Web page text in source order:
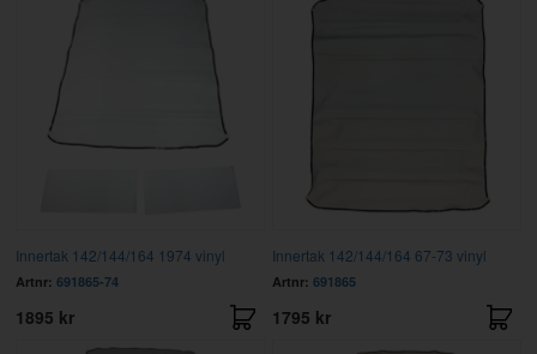
Innertak 142/144/164 1974 vinyl
Artnr: 691865-74
1895 kr
Innertak 142/144/164 67-73 vinyl
Artnr: 691865
1795 kr